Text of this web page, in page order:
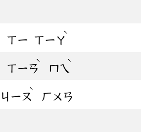
ㄒㄧ ㄒㄧㄚ
ˋ
ㄒㄧㄢ
ˋ
ㄇㄟ
ˋ
ㄐㄧㄡ
ˋ
ㄏㄨㄢ